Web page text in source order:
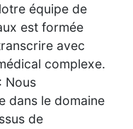
équipe de
est formée
avec
complexe.
: Nous
dans le domaine
de